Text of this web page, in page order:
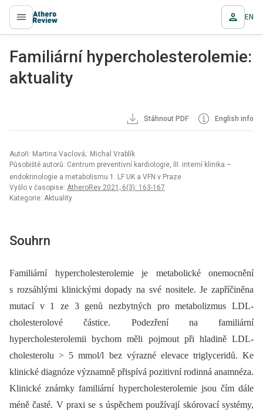
proLékaře.cz EN
Familiární hypercholesterolemie:
aktuality
Stáhnout PDF English info
Autoři: Martina Vaclová; Michal Vrablík
Působiště autorů: Centrum preventivní kardiologie, III. interní klinika –
endokrinologie a metabolismu 1. LF UK a VFN v Praze
Vyšlo v časopise: AtheroRev 2021; 6(3): 163-167
Kategorie: Aktuality
Souhrn
Familiární hypercholesterolemie je metabolické onemocnění
s rozsáhlými klinickými dopady na své nositele. Je zapříčiněna
mutací v 1 ze 3 genů nezbytných pro metabolizmus LDL-
cholesterolové částice. Podezření na familiární
hypercholesterolemii bychom měli pojmout při hladině LDL-
cholesterolu > 5 mmol/l bez výrazné elevace triglyceridů. Ke
klinické diagnóze významně přispívá pozitivní rodinná anamnéza.
Klinické známky familiární hypercholesterolemie jsou čím dále
méně časté. V praxi se s úspěchem používají skórovací systémy,